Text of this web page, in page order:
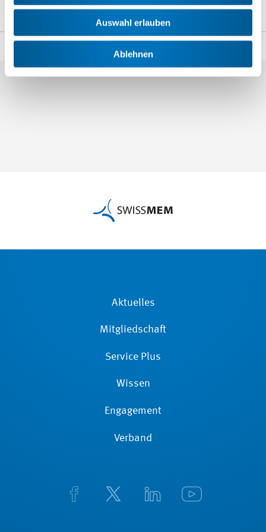
Auswahl erlauben
Ablehnen
n.blancpain@swissmem.ch
Aktuelles
Mitgliedschaft
Service Plus
Wissen
Engagement
Verband